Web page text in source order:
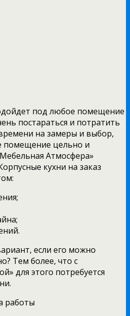
под любое помещение
постараться и потратить
на замеры и выбор,
помещение цельно и
Атмосфера»
кухни на заказ
если его можно
Тем более, что с
для этого потребуется
работы